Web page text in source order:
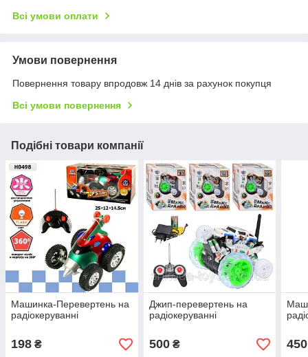
Всі умови оплати
Умови повернення
Повернення товару впродовж 14 днів за рахунок покупця
Всі умови повернення
Подібні товари компанії
Машинка-Перевертень на
радіокеруванні
198 ₴
Джип-перевертень на
радіокеруванні
500₴ 450